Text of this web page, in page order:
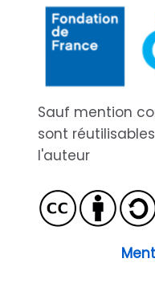
Sauf mention
sont
l'auteur